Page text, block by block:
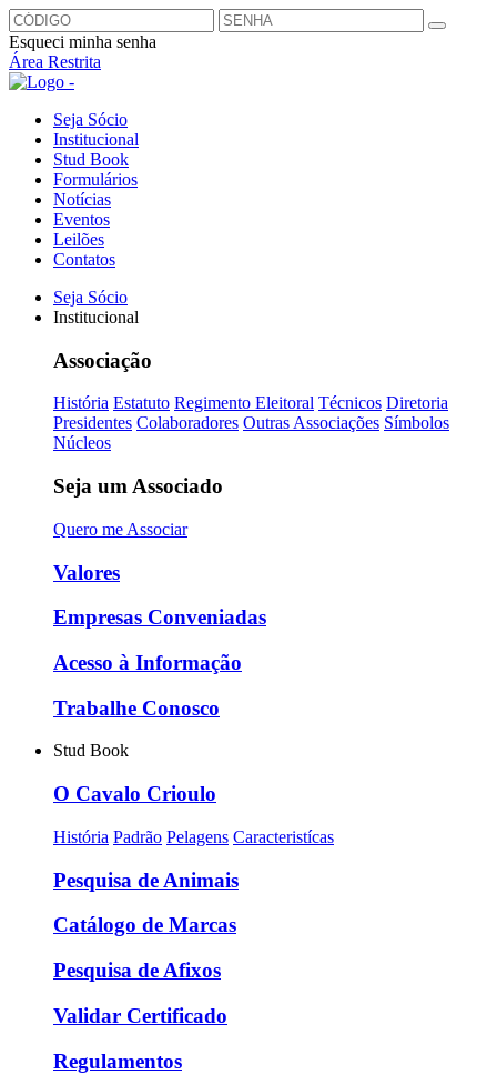
Esqueci minha senha
Área Restrita
Seja Sócio
Institucional
Stud Book
Formulários
Notícias
Eventos
Leilões
Contatos
Seja Sócio
Institucional
Associação
História Estatuto Regimento Eleitoral Técnicos Diretoria
Presidentes Colaboradores Outras Associações Símbolos
Núcleos
Seja um Associado
Quero me Associar
Valores
Empresas Conveniadas
Acesso à Informação
Trabalhe Conosco
Stud Book
O Cavalo Crioulo
História Padrão Pelagens Caracteristícas
Pesquisa de Animais
Catálogo de Marcas
Pesquisa de Afixos
Validar Certificado
Regulamentos